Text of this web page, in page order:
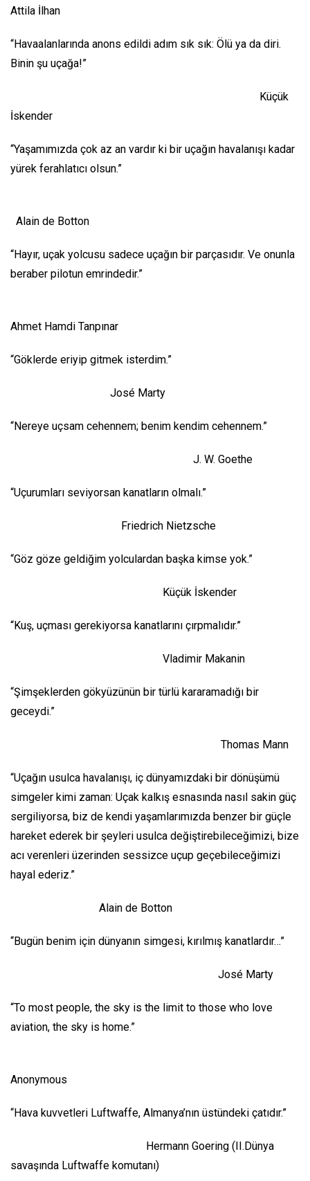
Attila İlhan
“Havaalanlarında anons edildi adım sık sık: Ölü ya da diri.
Binin şu uçağa!”
Küçük
İskender
“Yaşamımızda çok az an vardır ki bir uçağın havalanışı kadar
yürek ferahlatıcı olsun.”
Alain de Botton
“Hayır, uçak yolcusu sadece uçağın bir parçasıdır. Ve onunla
beraber pilotun emrindedir.”
Ahmet Hamdi Tanpınar
“Göklerde eriyip gitmek isterdim.”
José Marty
“Nereye uçsam cehennem; benim kendim cehennem.”
J. W. Goethe
“Uçurumları seviyorsan kanatların olmalı.”
Friedrich Nietzsche
“Göz göze geldiğim yolculardan başka kimse yok.”
Küçük İskender
“Kuş, uçması gerekiyorsa kanatlarını çırpmalıdır.”
Vladimir Makanin
“Şimşeklerden gökyüzünün bir türlü kararamadığı bir
geceydi.”
Thomas Mann
“Uçağın usulca havalanışı, iç dünyamızdaki bir dönüşümü
simgeler kimi zaman: Uçak kalkış esnasında nasıl sakin güç
sergiliyorsa, biz de kendi yaşamlarımızda benzer bir güçle
hareket ederek bir şeyleri usulca değiştirebileceğimizi, bize
acı verenleri üzerinden sessizce uçup geçebileceğimizi
hayal ederiz.”
Alain de Botton
“Bugün benim için dünyanın simgesi, kırılmış kanatlardır…”
José Marty
“To most people, the sky is the limit to those who love
aviation, the sky is home.”
Anonymous
“Hava kuvvetleri Luftwaffe, Almanya’nın üstündeki çatıdır.”
Hermann Goering (II.Dünya
savaşında Luftwaffe komutanı)